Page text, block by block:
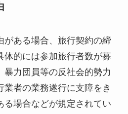
がある場合、旅行契約の締
体的には参加旅行者数が募
暴力団員等の反社会的勢力
業者の業務遂行に支障をき
る場合などが規定されてい